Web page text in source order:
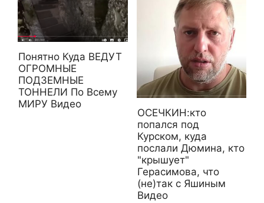
Понятно Куда ВЕДУТ
ОГРОМНЫЕ
ПОДЗЕМНЫЕ
ТОННЕЛИ По Всему
МИРУ Видео
ОСЕЧКИН:кто
попался под
Курском, куда
послали Дюмина, кто
"крышует"
Герасимова, что
(не)так с Яшиным
Видео